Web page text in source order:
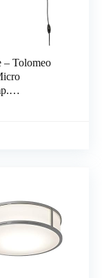
– Tolomeo
van